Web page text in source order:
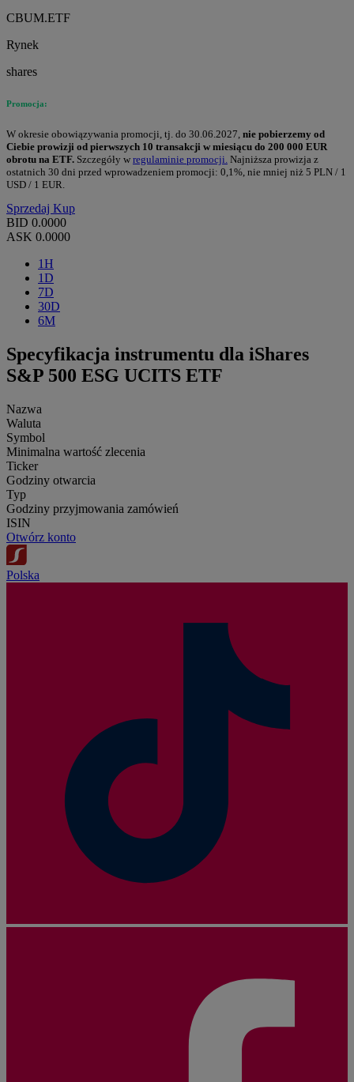
CBUM.ETF
Rynek
shares
Promocja:
W okresie obowiązywania promocji, tj. do 30.06.2027, nie pobierzemy od
Ciebie prowizji od pierwszych 10 transakcji w miesiącu do 200 000 EUR
obrotu na ETF. Szczegóły w regulaminie promocji. Najniższa prowizja z
ostatnich 30 dni przed wprowadzeniem promocji: 0,1%, nie mniej niż 5 PLN / 1
USD / 1 EUR.
Sprzedaj Kup
BID 0.0000
ASK 0.0000
1H
1D
7D
30D
6M
Specyfikacja instrumentu dla iShares
S&P 500 ESG UCITS ETF
Nazwa
Waluta
Symbol
Minimalna wartość zlecenia
Ticker
Godziny otwarcia
Typ
Godziny przyjmowania zamówień
ISIN
Otwórz konto
Polska